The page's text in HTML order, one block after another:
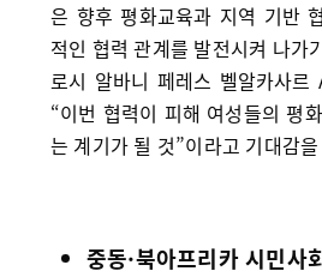
은 향후 평화교육과 지역 기반
적인 협력 관계를 발전시켜 나가
로시 알바니 페레스 벨알카사르
“이번 협력이 피해 여성들의 평
는 계기가 될 것”이라고 기대감
중동·북아프리카 시민사